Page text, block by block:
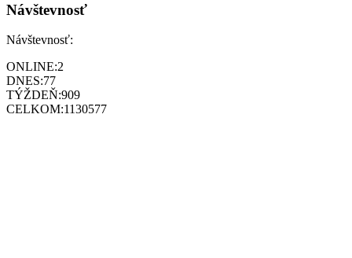
Návštevnosť
Návštevnosť:
ONLINE:2
DNES:77
TÝŽDEŇ:909
CELKOM:1130577